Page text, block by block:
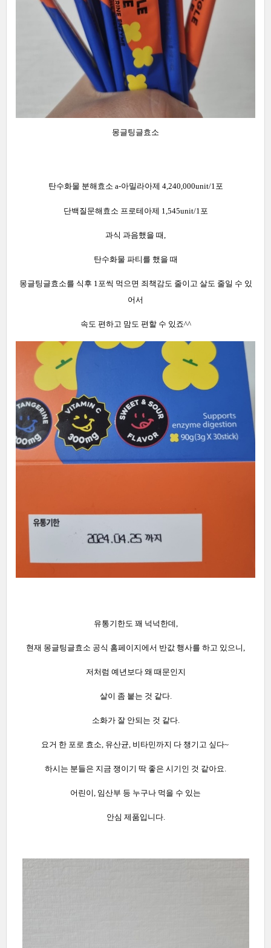
몽글팅글효소
탄수화물 분해효소 a-아밀라아제 4,240,000unit/1포
단백질문해효소 프로테아제 1,545unit/1포
과식 과음했을 때,
탄수화물 파티를 했을 때
몽글팅글효소를 식후 1포씩 먹으면 죄책감도 줄이고 살도 줄일 수 있
어서
속도 편하고 맘도 편할 수 있죠^^
유통기한도 꽤 넉넉한데,
현재 몽글팅글효소 공식 홈페이지에서 반값 행사를 하고 있으니,
저처럼 예년보다 왜 때문인지
살이 좀 붙는 것 같다.
소화가 잘 안되는 것 같다.
요거 한 포로 효소, 유산균, 비타민까지 다 챙기고 싶다~
하시는 분들은 지금 쟁이기 딱 좋은 시기인 것 같아요.
어린이, 임산부 등 누구나 먹을 수 있는
안심 제품입니다.